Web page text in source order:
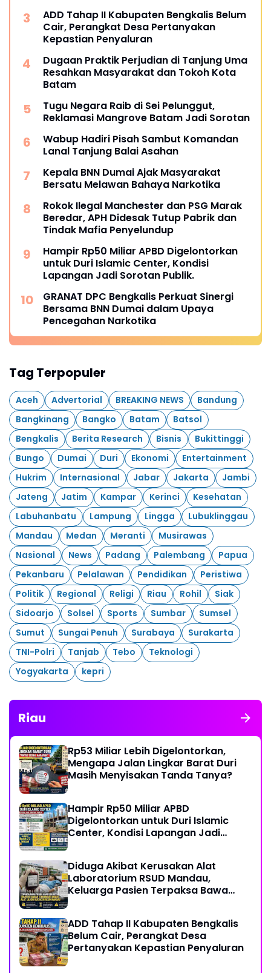
ADD Tahap II Kabupaten Bengkalis Belum
Cair, Perangkat Desa Pertanyakan
Kepastian Penyaluran
Dugaan Praktik Perjudian di Tanjung Uma
Resahkan Masyarakat dan Tokoh Kota
Batam
Tugu Negara Raib di Sei Pelunggut,
Reklamasi Mangrove Batam Jadi Sorotan
Wabup Hadiri Pisah Sambut Komandan
Lanal Tanjung Balai Asahan
Kepala BNN Dumai Ajak Masyarakat
Bersatu Melawan Bahaya Narkotika
Rokok Ilegal Manchester dan PSG Marak
Beredar, APH Didesak Tutup Pabrik dan
Tindak Mafia Penyelundup
Hampir Rp50 Miliar APBD Digelontorkan
untuk Duri Islamic Center, Kondisi
Lapangan Jadi Sorotan Publik.
GRANAT DPC Bengkalis Perkuat Sinergi
Bersama BNN Dumai dalam Upaya
Pencegahan Narkotika
Tag Terpopuler
Aceh Advertorial BREAKING NEWS
Bandung
Bangkinang
Bangko Batam
Batsol
Bengkalis
Berita Research Bisnis
Bukittinggi
Bungo
Dumai Duri Ekonomi
Entertainment
Hukrim
Internasional Jabar Jakarta
Jambi
Jateng
Jatim Kampar Kerinci
Kesehatan
Labuhanbatu
Lampung Lingga
Lubuklinggau
Mandau
Medan Meranti
Musirawas
Nasional
News Padang Palembang
Papua
Pekanbaru
Pelalawan Pendidikan
Peristiwa
Politik
Regional Religi Riau Rohil
Siak
Sidoarjo
Solsel Sports Sumbar
Sumsel
Sumut
Sungai Penuh Surabaya
Surakarta
TNI-Polri
Tanjab Tebo
Teknologi
Yogyakarta
kepri
Riau
Rp53 Miliar Lebih Digelontorkan,
Mengapa Jalan Lingkar Barat Duri
Masih Menyisakan Tanda Tanya?
Hampir Rp50 Miliar APBD
Digelontorkan untuk Duri Islamic
Center, Kondisi Lapangan Jadi
Diduga Akibat Kerusakan Alat
Laboratorium RSUD Mandau,
Keluarga Pasien Terpaksa Bawa
Transfusi Darah
ADD Tahap II Kabupaten Bengkalis
Belum Cair, Perangkat Desa
Pertanyakan Kepastian Penyaluran